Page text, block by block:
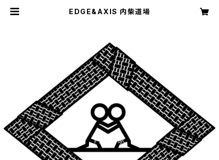
EDGE&AXIS 内柴道場